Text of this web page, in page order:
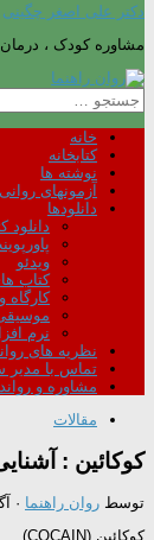
دکتر علی اصغر چگینی
مشاوره کودک ، درمان
جستجو
برای:
خانه
کتابخانه
نوشته ها
آزمونهای روانی
دانلودها
دانلود
ویدئو
کتاب
کارگاه
نرم
نظریه های
تماس با مدیر
مشاوره و
مقالات
كوكائین :
توسط روان راهنما ·
كوكائین (COCAIN)